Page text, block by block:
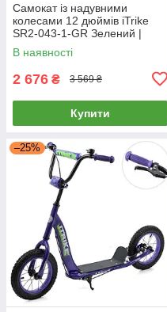
Самокат із надувними
колесами 12 дюймів iTrike
SR2-043-1-GR Зелений |
Самокат для підлітка
В наявності
2 676 ₴ 3 569 ₴
Купити
–25%